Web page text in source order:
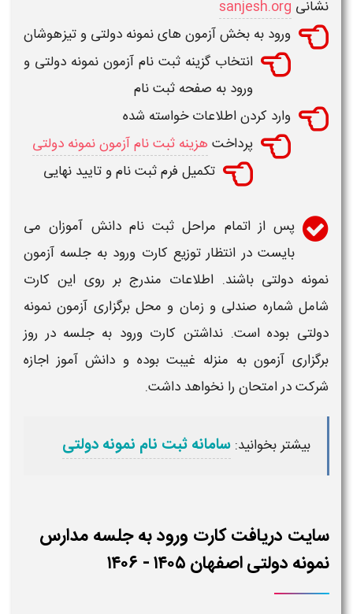
نشانی sanjesh.org
ورود به بخش آزمون های نمونه دولتی و تیزهوشان
انتخاب گزینه ثبت نام آزمون نمونه دولتی و
ورود به صفحه ثبت نام
وارد کردن اطلاعات خواسته شده
پرداخت هزینه ثبت نام آزمون نمونه دولتی
تکمیل فرم ثبت نام و تایید نهایی
پس از اتمام مراحل ثبت نامدانش آموزان می
بایست در انتظار توزیع کارت ورود به جلسه آزمون
نمونه دولتی باشند. اطلاعات مندرج بر روی این کارت
شامل شماره صندلی و زمان و محل برگزاری آزمون نمونه
دولتی بوده است. نداشتن کارت ورود به جلسه در روز
برگزاری آزمون به منزله غیبت بوده و دانش آموز اجازه
شرکت در امتحان را نخواهد داشت.
بیشتر بخوانید: سامانه ثبت نام نمونه دولتی
سایت دریافت کارت ورود به جلسه مدارس
نمونه دولتی اصفهان ​​۱۴۰۵ - ۱۴۰۶